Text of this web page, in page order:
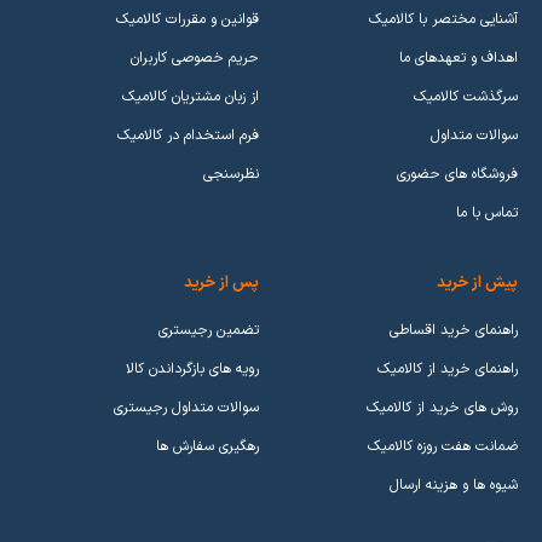
آشنایی مختصر با کالامیک
اهداف و تعهدهای ما
سرگذشت کالامیک
سوالات متداول
فروشگاه های حضوری
تماس با ما
قوانین و مقررات کالامیک
حریم خصوصی کاربران
از زبان مشتریان کالامیک
فرم استخدام در کالامیک
نظرسنجی
پیش از خرید
راهنمای خرید اقساطی
راهنمای خرید از کالامیک
روش های خرید از کالامیک
ضمانت هفت روزه کالامیک
شیوه ها و هزینه ارسال
پس از خرید
تضمین رجیستری
رویه های بازگرداندن کالا
سوالات متداول رجیستری
رهگیری سفارش ها